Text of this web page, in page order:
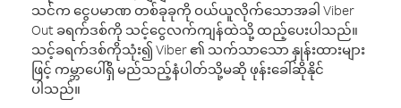
သင်က ငွေပမာဏ တစ်ခုခုကို ဝယ်ယူလိုက်သောအခါ Viber
Out ခရက်ဒစ်ကို သင့်ငွေလက်ကျန်ထဲသို့ ထည့်ပေးပါသည်။
သင့်ခရက်ဒစ်ကိုသုံး၍ Viber ၏ သက်သာသော နှုန်းထားများ
ဖြင့် ကမ္ဘာပေါ်ရှိ မည်သည့်နံပါတ်သို့မဆို ဖုန်းခေါ်ဆိုနိုင်
ပါသည်။